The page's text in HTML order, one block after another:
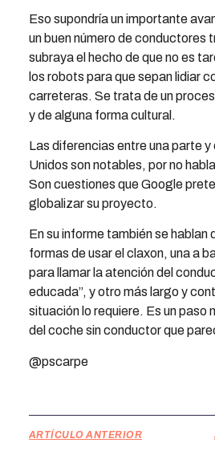
Eso supondría un importante
un buen número de conductores
subraya el hecho de que no es
los robots para que sepan lidiar
carreteras. Se trata de un
y de alguna forma cultural.
Las diferencias entre una parte
Unidos son notables, por no
Son cuestiones que Google
globalizar su proyecto.
En su informe también se hablan
formas de usar el claxon, una a
para llamar la atención del
educada”, y otro más largo y
situación lo requiere. Es un paso
del coche sin conductor que
@pscarpe
ARTÍCULO ANTERIOR